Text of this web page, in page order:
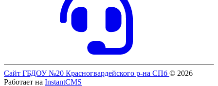
Сайт ГБДОУ №20 Красногвардейского р-на СПб © 2026
Работает на InstantCMS